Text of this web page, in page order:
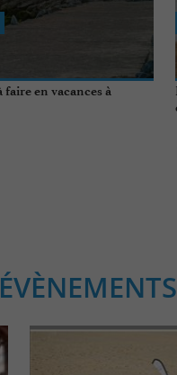
faire en vacances à
ÉVÈNEMENTS